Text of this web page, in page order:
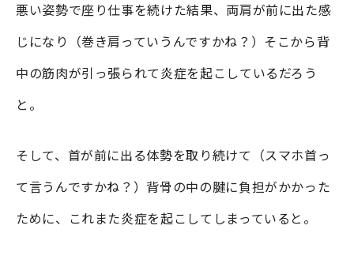
悪い姿勢で座り仕事を続けた結果、両肩が前に出た感
じになり（巻き肩っていうんですかね？）そこから背
中の筋肉が引っ張られて炎症を起こしているだろう
と。
そして、首が前に出る体勢を取り続けて（スマホ首っ
て言うんですかね？）背骨の中の腱に負担がかかった
ために、これまた炎症を起こしてしまっていると。